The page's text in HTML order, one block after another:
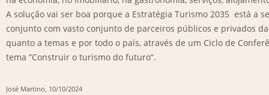
A solução vai ser boa porque a Estratégia Turismo 2035 está a
conjunto com vasto conjunto de parceiros públicos e privados
quanto a temas e por todo o país, através de um Ciclo de
tema “Construir o turismo do futuro”.
José Martino, 10/10/2024